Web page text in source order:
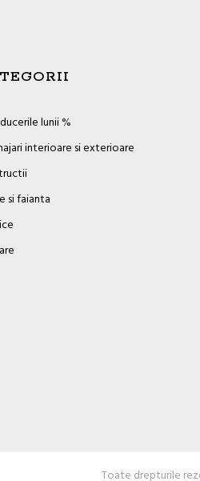
lunii %
interioare si exterioare
si faianta
Toate drepturile